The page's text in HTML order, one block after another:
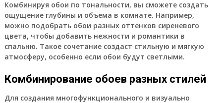
Комбинируя обои по тональности, вы сможете создать
ощущение глубины и объема в комнате. Например,
можно подобрать обои разных оттенков сиреневого
цвета, чтобы добавить нежности и романтики в
спальню. Такое сочетание создаст стильную и мягкую
атмосферу, особенно если обои будут светлыми.
Комбинирование обоев разных стилей
Для создания многофункционального и визуально